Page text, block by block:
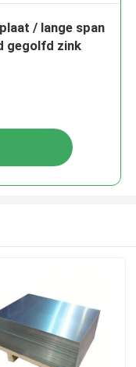
/ lange span
gegolfd zink